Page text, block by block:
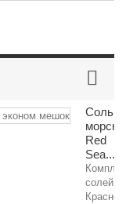
Соль
Red
Sea...
солей